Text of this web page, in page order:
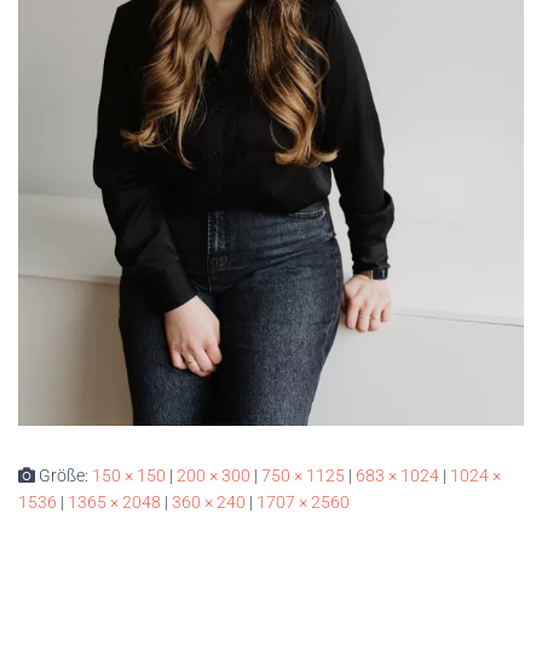
Größe: 150 × 150 | 200 × 300 | 750 × 1125 | 683 × 1024 | 1024 ×
1536 | 1365 × 2048 | 360 × 240 | 1707 × 2560